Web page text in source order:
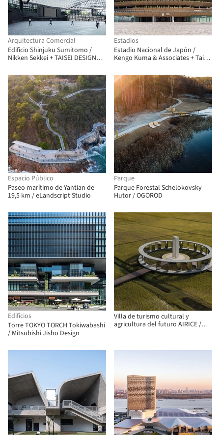
Arquitectura Comercial
Edificio Shinjuku Sumitomo /
Nikken Sekkei + TAISEI DESIGN
Estadios
Estadio Nacional de Japón /
Kengo Kuma & Associates + Taisei
Espacio Público
Paseo marítimo de Yantian de
19,5 km / eLandscript Studio
Parque
Parque Forestal Schelokovsky
Hutor / OGOROD
Edificios
Torre TOKYO TORCH Tokiwabashi
/ Mitsubishi Jisho Design
Villa de turismo cultural y
agricultura del futuro AIRICE /